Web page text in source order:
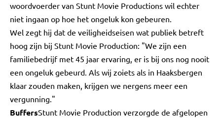
woordvoerder van Stunt Movie Productions wil echter
niet ingaan op hoe het ongeluk kon gebeuren.
Wel zegt hij dat de veiligheidseisen wat publiek betreft
hoog zijn bij Stunt Movie Production: "We zijn een
familiebedrijf met 45 jaar ervaring, er is bij ons nog nooit
een ongeluk gebeurd. Als wij zoiets als in Haaksbergen
klaar zouden maken, krijgen we nergens meer een
vergunning."
BuffersStunt Movie Production verzorgde de afgelopen